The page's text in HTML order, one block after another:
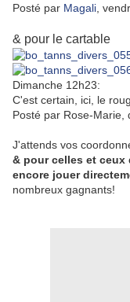
Posté par Magali ,
& pour le cartable
Dimanche 12h23:
C'est certain, ici, le
Posté par Rose-Marie,
J'attends vos
& pour celles et
encore jouer
nombreux gagnants!